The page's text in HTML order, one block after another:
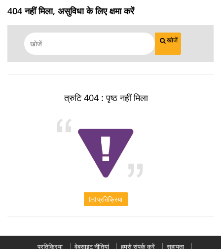
404 नहीं मिला, असुविधा के लिए क्षमा करें
खोजें
त्रुटि 404 : पृष्ठ नहीं मिला
प्रतिक्रिया
प्रतिक्रिया वेबसाइट नीतियां हमसे संपर्क करें सहायता